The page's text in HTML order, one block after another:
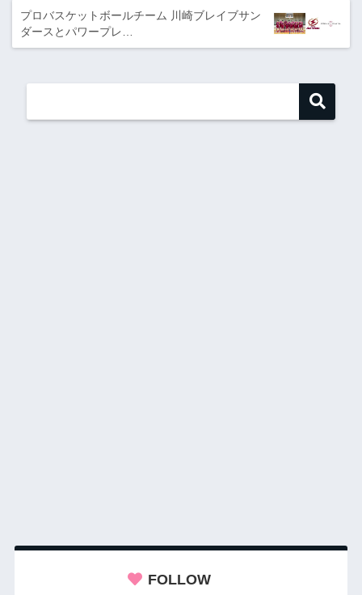
プロバスケットボールチーム 川崎ブレイブサン
ダースとパワープレ…
FOLLOW